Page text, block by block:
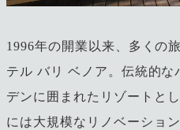
1996年の開業以来、多くの
テル バリ ベノア。伝統的
デンに囲まれたリゾートと
には大規模なリノベーショ